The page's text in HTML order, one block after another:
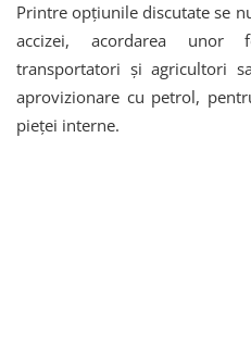
Printre opțiunile discutate se
accizei, acordarea
transportatori și agricultori
aprovizionare cu petrol,
pieței interne.